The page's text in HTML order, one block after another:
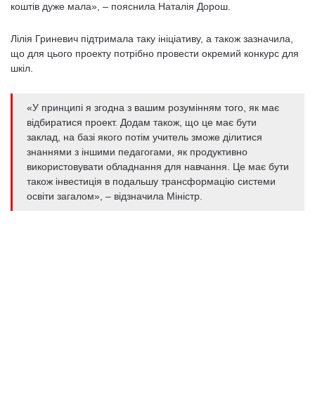
коштів дуже мала», – пояснила Наталія Дорош.
Лілія Гриневич підтримала таку ініціативу, а також зазначила,
що для цього проекту потрібно провести окремий конкурс для
шкіл.
«У принципі я згодна з вашим розумінням того, як має
відбиратися проект. Додам також, що це має бути
заклад, на базі якого потім учитель зможе ділитися
знаннями з іншими педагогами, як продуктивно
використовувати обладнання для навчання. Це має бути
також інвестиція в подальшу трансформацію системи
освіти загалом», – відзначила Міністр.